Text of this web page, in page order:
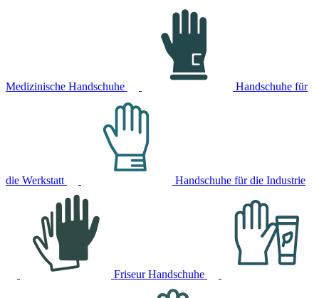
Medizinische Handschuhe Handschuhe für
die Werkstatt Handschuhe für die Industrie
Friseur Handschuhe